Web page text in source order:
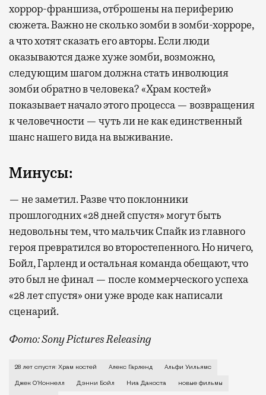
хоррор-франшиза, отброшены на периферию
сюжета. Важно не сколько зомби в зомби-хорроре,
а что хотят сказать его авторы. Если люди
оказываются даже хуже зомби, возможно,
следующим шагом должна стать инволюция
зомби обратно в человека? «Храм костей»
показывает начало этого процесса — возвращения
к человечности — чуть ли не как единственный
шанс нашего вида на выживание.
Минусы:
— не заметил. Разве что поклонники
прошлогодних «28 дней спустя» могут быть
недовольны тем, что мальчик Спайк из главного
героя превратился во второстепенного. Но ничего,
Бойл, Гарленд и остальная команда обещают, что
это был не финал — после коммерческого успеха
«28 лет спустя» они уже вроде как написали
сценарий.
Фото: Sony Pictures Releasing
Почти все фильмы о зомби имеют одинаковую
28 лет спустя: Храм костей Алекс Гарленд Альфи Уильямс
Джек О’Коннелл Дэнни Бойл Ниа Дакоста новые фильмы